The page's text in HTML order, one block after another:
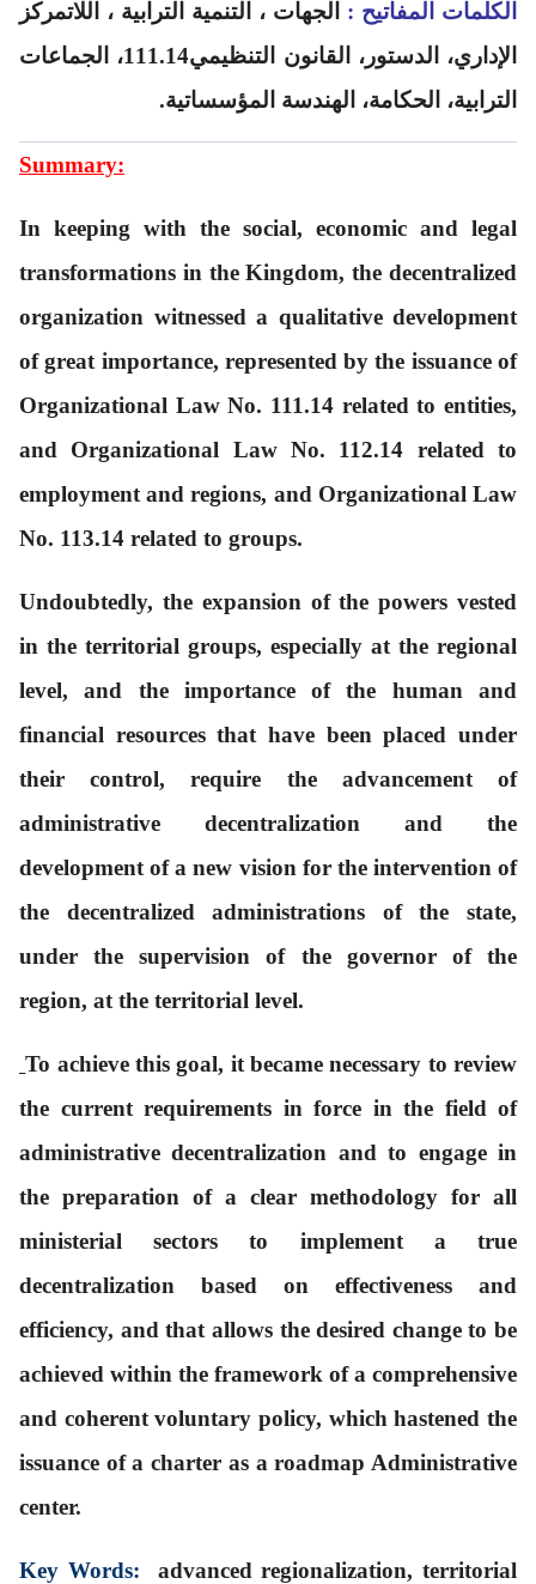
الكلمات المفاتيح : الجهات ، التنمية الترابية ، اللاتمركز
الإداري، الدستور، القانون التنظيمي111.14، الجماعات
الترابية، الحكامة، الهندسة المؤسساتية.
Summary:
In keeping with the social, economic and legal
transformations in the Kingdom, the decentralized
organization witnessed a qualitative development
of great importance, represented by the issuance of
Organizational Law No. 111.14 related to entities,
and Organizational Law No. 112.14 related to
employment and regions, and Organizational Law
No. 113.14 related to groups.
Undoubtedly, the expansion of the powers vested
in the territorial groups, especially at the regional
level, and the importance of the human and
financial resources that have been placed under
their control, require the advancement of
administrative decentralization and the
development of a new vision for the intervention of
the decentralized administrations of the state,
under the supervision of the governor of the
region, at the territorial level.
To achieve this goal, it became necessary to review
the current requirements in force in the field of
administrative decentralization and to engage in
the preparation of a clear methodology for all
ministerial sectors to implement a true
decentralization based on effectiveness and
efficiency, and that allows the desired change to be
achieved within the framework of a comprehensive
and coherent voluntary policy, which hastened the
issuance of a charter as a roadmap Administrative
center.
Key Words:
advanced regionalization, territorial